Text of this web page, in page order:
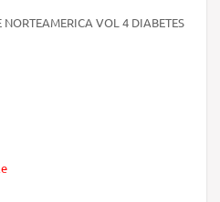
NORTEAMERICA VOL 4 DIABETES